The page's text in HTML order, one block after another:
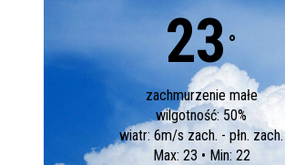
23 °
zachmurzenie małe
wilgotność: 50%
wiatr: 6m/s zach. - płn. zach.
Max: 23 • Min: 22